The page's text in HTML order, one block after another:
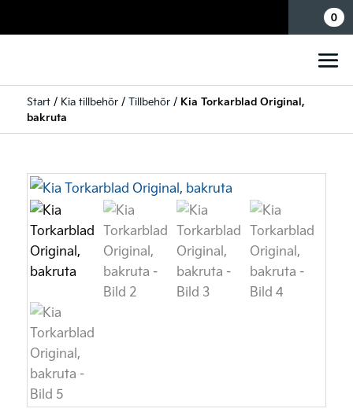
0
Start/ Kia tillbehör/ Tillbehör/ Kia Torkarblad Original,
bakruta